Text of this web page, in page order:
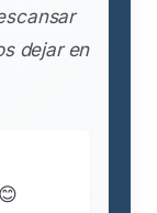
dejar en